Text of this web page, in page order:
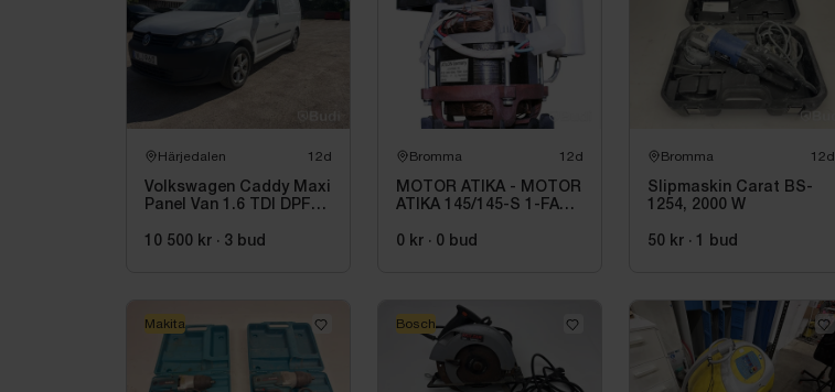
Härjedalen 12d
Volkswagen Caddy Maxi
Panel Van 1.6 TDI DPF
2015
10 500 kr · 3 bud
Bromma 12d
MOTOR ATIKA - MOTOR
ATIKA 145/145-S 1-FAS
0 kr · 0 bud
Bromma 12d
Slipmaskin Carat BS-
1254, 2000 W
50 kr · 1 bud
Makita Bosch